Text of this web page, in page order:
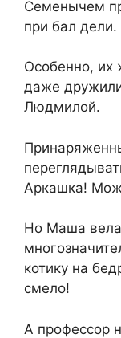
Семенычем
при бал дели.
Особенно, их
даже
Людмилой.
Аркашка!
Но Маша вела
котику на
смело!
А профессор